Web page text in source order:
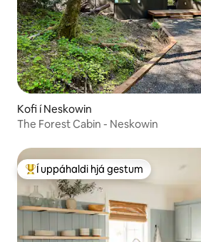
Kofi í Neskowin
The Forest Cabin - Neskowin
Í mestu uppáhaldi hjá gestum
Í uppáhaldi hjá gestum